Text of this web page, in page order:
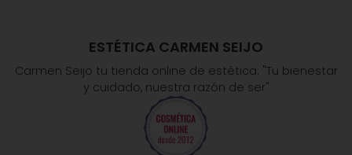
ESTÉTICA CARMEN SEIJO
Carmen Seijo tu tienda online de estética: "Tu bienestar
y cuidado, nuestra razón de ser"